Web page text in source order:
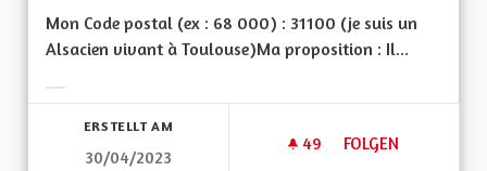
Mon Code postal (ex : 68 000) : 31100 (je suis un
Alsacien vivant à Toulouse)Ma proposition : Il...
ERSTELLT AM
30/04/2023
49 49 FOLLOWER
FOLGEN
UN NOUVEAU